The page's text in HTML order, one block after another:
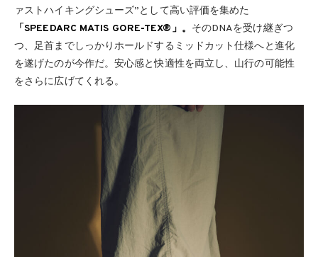
ァストハイキングシューズ”として高い評価を集めた
「SPEEDARC MATIS GORE-TEX®」。 そのDNAを受け継ぎつ
つ、足首までしっかりホールドするミッドカット仕様へと進化
を遂げたのが今作だ。安心感と快適性を両立し、山行の可能性
をさらに広げてくれる。